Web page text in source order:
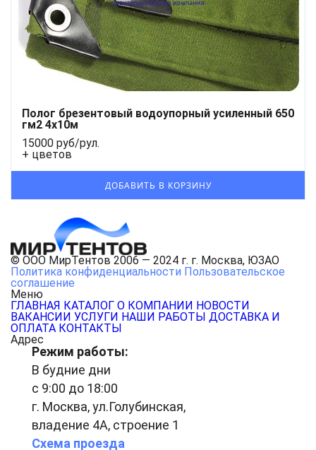
Полог брезентовый водоупорный усиленный 650
гм2 4x10м
15000 руб/рул.
+ цветов
© ООО МирТентов 2006 — 2024 г. г. Москва, ЮЗАО
Политика конфиденциальности Пользовательское
соглашение
Меню
ГЛАВНАЯ КАТАЛОГ О КОМПАНИИ НОВОСТИ
ВАКАНСИИ УСЛУГИ НАШИ РАБОТЫ ДОСТАВКА И
ОПЛАТА КОНТАКТЫ
Адрес
Режим работы:
В будние дни
с 9:00 до 18:00
г. Москва, ул.Голубинская,
владение 4А, строение 1
Схема проезда